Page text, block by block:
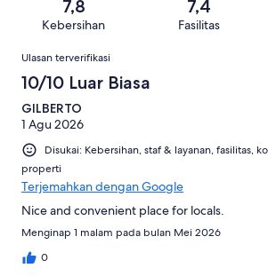
24769
dari
24769
ulasan
7,8
Kebersihan
7,4
Fasilitas
Ulasan
Ulasan terverifikasi
10/10 Luar Biasa
GILBERTO
1 Agu 2026
Disukai: Kebersihan, staf & layanan, fasilitas,
properti
Terjemahkan dengan Google
Nice and convenient place for locals.
Menginap 1 malam pada bulan Mei 2026
0